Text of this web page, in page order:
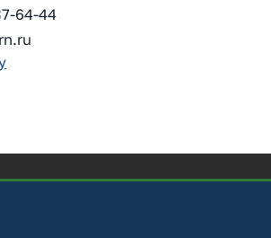
64-44